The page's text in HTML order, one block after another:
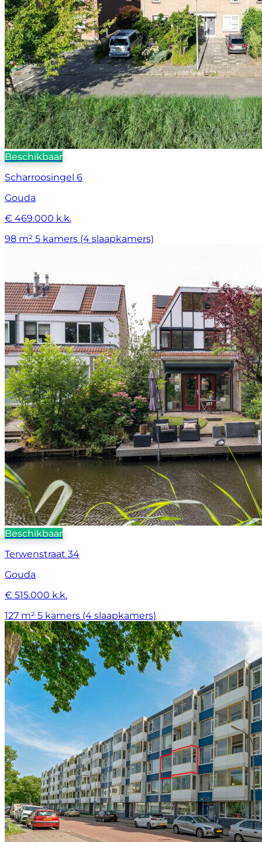
Beschikbaar
Scharroosingel 6
Gouda
€ 469.000 k.k.
98 m² 5 kamers (4 slaapkamers)
Beschikbaar
Terwenstraat 34
Gouda
€ 515.000 k.k.
127 m² 5 kamers (4 slaapkamers)